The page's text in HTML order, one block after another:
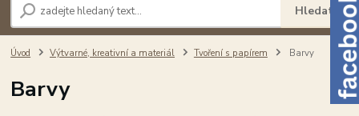
Hledat
Úvod Výtvarné, kreativní a materiál Tvoření s papírem Barvy
Barvy